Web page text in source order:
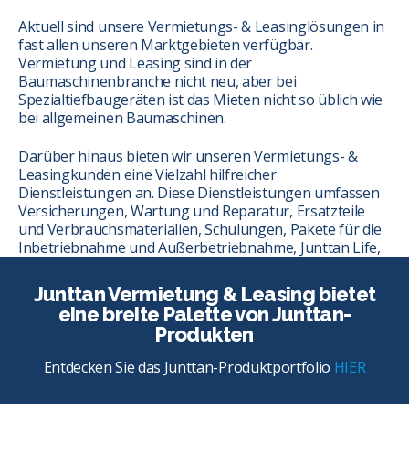
Aktuell sind unsere Vermietungs- & Leasinglösungen in
fast allen unseren Marktgebieten verfügbar.
Vermietung und Leasing sind in der
Baumaschinenbranche nicht neu, aber bei
Spezialtiefbaugeräten ist das Mieten nicht so üblich wie
bei allgemeinen Baumaschinen.
Darüber hinaus bieten wir unseren Vermietungs- &
Leasingkunden eine Vielzahl hilfreicher
Dienstleistungen an. Diese Dienstleistungen umfassen
Versicherungen, Wartung und Reparatur, Ersatzteile
und Verbrauchsmaterialien, Schulungen, Pakete für die
Inbetriebnahme und Außerbetriebnahme, Junttan Life,
Junttan Vermietung & Leasing bietet
eine breite Palette von Junttan-
Produkten
Entdecken Sie das Junttan-Produktportfolio HIER